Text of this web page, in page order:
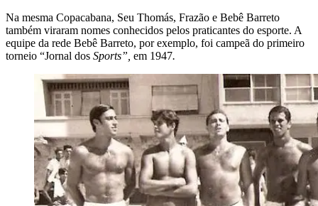
Na mesma Copacabana, Seu Thomás, Frazão e Bebê Barreto
também viraram nomes conhecidos pelos praticantes do esporte. A
equipe da rede Bebê Barreto, por exemplo, foi campeã do primeiro
torneio “Jornal dos Sports”, em 1947.